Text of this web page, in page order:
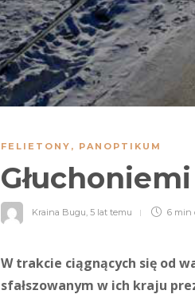
FELIETONY , PANOPTIKUM
Kraina Bugu, 5 lat temu 6 min
W trakcie ciągnących się od
sfałszowanym w ich kraju